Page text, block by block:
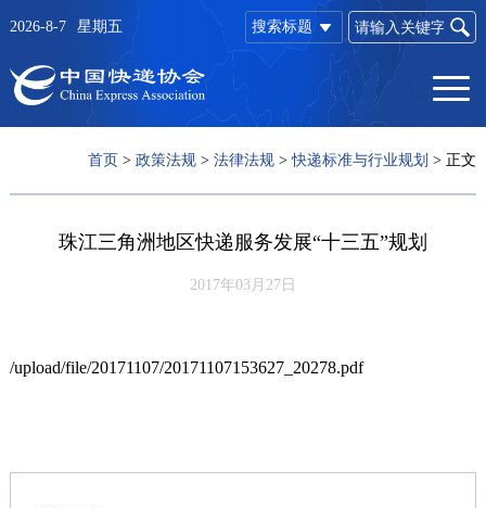
搜索标题
2026-8-7 星期五
首页 >政策法规 >法律法规 >快递标准与行业规划 > 正文
珠江三角洲地区快递服务发展“十三五”规划
2017年03月27日
/upload/file/20171107/20171107153627_20278.pdf